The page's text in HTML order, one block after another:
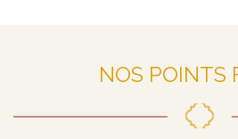
NOS POINTS